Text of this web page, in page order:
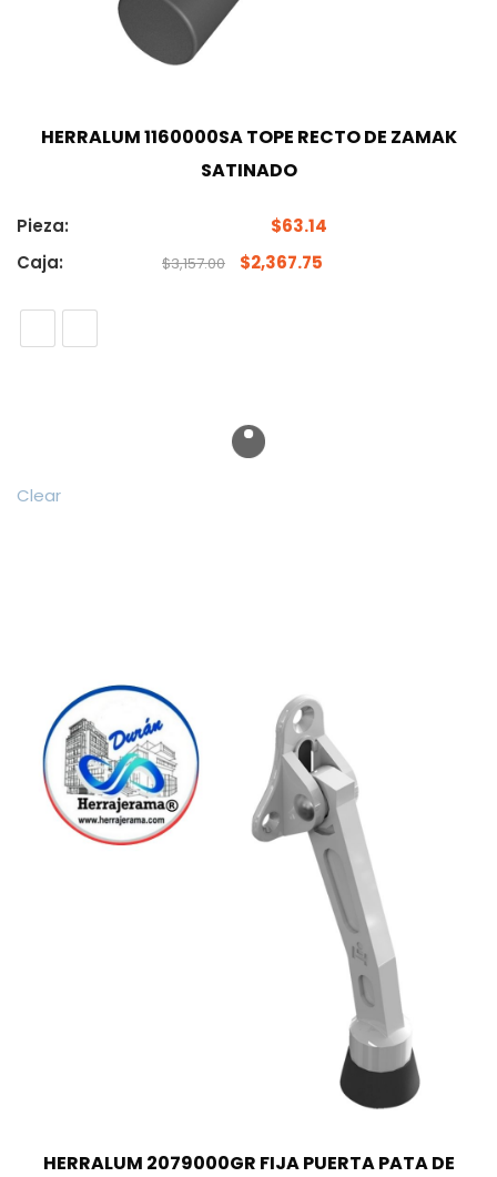
HERRALUM 1160000SA TOPE RECTO DE ZAMAK
SATINADO
Pieza: $63.14
Caja:
$3,157.00 $2,367.75
Clear
HERRALUM 2079000GR FIJA PUERTA PATA DE